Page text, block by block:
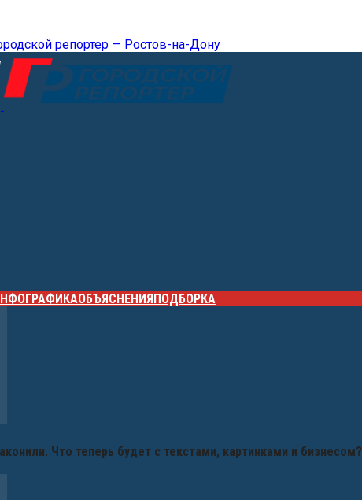
репортер — Ростов-на-Дону
ОБЪЯСНЕНИЯПОДБОРКА
Что теперь будет с текстами, картинками и бизнесом?